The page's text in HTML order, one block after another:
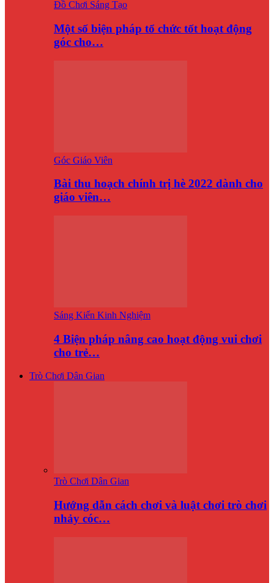
Đồ Chơi Sáng Tạo
Một số biện pháp tổ chức tốt hoạt động
góc cho…
Góc Giáo Viên
Bài thu hoạch chính trị hè 2022 dành cho
giáo viên…
Sáng Kiến Kinh Nghiệm
4 Biện pháp nâng cao hoạt động vui chơi
cho trẻ…
Trò Chơi Dân Gian
Trò Chơi Dân Gian
Hướng dẫn cách chơi và luật chơi trò chơi
nhảy cóc…